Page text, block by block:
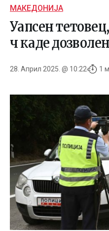
МАКЕДОНИЈА
Уапсен
ч каде
28. Април 2025. @ 10:22 1